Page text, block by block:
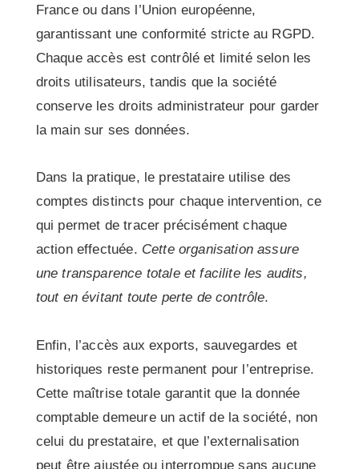
France ou dans l’Union européenne,
garantissant une conformité stricte au RGPD.
Chaque accès est contrôlé et limité selon les
droits utilisateurs, tandis que la société
conserve les droits administrateur pour garder
la main sur ses données.
Dans la pratique, le prestataire utilise des
comptes distincts pour chaque intervention, ce
qui permet de tracer précisément chaque
action effectuée. Cette organisation assure
une transparence totale et facilite les audits,
tout en évitant toute perte de contrôle.
Enfin, l’accès aux exports, sauvegardes et
historiques reste permanent pour l’entreprise.
Cette maîtrise totale garantit que la donnée
comptable demeure un actif de la société, non
celui du prestataire, et que l’externalisation
peut être ajustée ou interrompue sans aucune